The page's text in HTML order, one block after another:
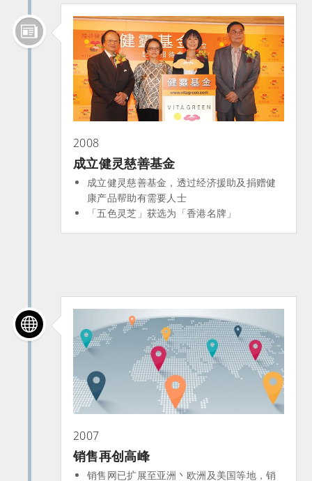
2008
成立健灵慈善基金
成立健灵慈善基金，透过经济援助及捐赠健
康产品帮助有需要人士
「五色灵芝」获选为「香港名牌」
2007
销售再创高峰
销售网已扩展至亚洲丶欧洲及美国等地，销